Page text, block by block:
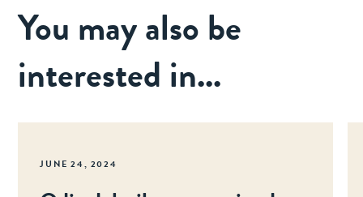
You may also be
interested in...
JUNE 24, 2024